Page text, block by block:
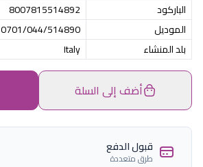
الباركود
8007815514892
الموديل
0701/044/514890
بلد المنشاء
Italy
أضف إلى السلة
قبول الدفع
طرق متعددة